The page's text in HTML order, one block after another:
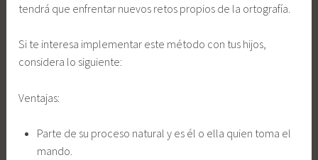
tendrá que enfrentar nuevos retos propios de la ortografía.
Si te interesa implementar este método con tus hijos,
considera lo siguiente:
Ventajas:
Parte de su proceso natural y es él o ella quien toma el
mando.